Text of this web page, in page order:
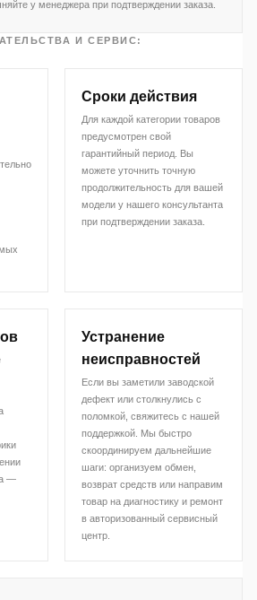
у менеджера при подтверждении заказа.
И СЕРВИС:
Сроки действия
Для каждой категории товаров
предусмотрен свой
гарантийный период. Вы
можете уточнить точную
продолжительность для вашей
модели у нашего консультанта
при подтверждении заказа.
—
Устранение
неисправностей
Если вы заметили заводской
дефект или столкнулись с
поломкой, свяжитесь с нашей
поддержкой. Мы быстро
скоординируем дальнейшие
шаги: организуем обмен,
возврат средств или направим
товар на диагностику и ремонт
в авторизованный сервисный
центр.